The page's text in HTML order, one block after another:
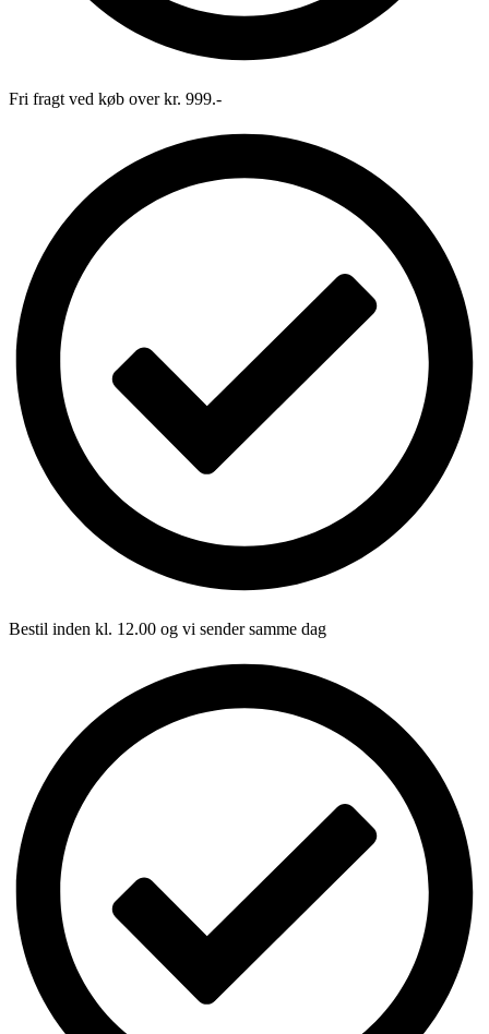
Fri fragt ved køb over kr. 999.-
Bestil inden kl. 12.00 og vi sender samme dag